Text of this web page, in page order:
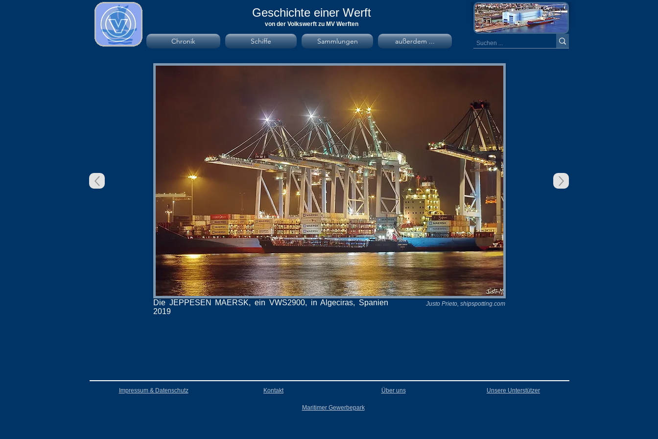
Geschichte einer Werft
von der Volkswerft zu MV Werften
Chronik Schiffe Sammlungen außerdem ...
Die JEPPESEN MAERSK, ein VWS2900, in Algeciras, Spanien
2019
Justo Prieto, shipspotting.com
Impressum & Datenschutz Kontakt Über uns Unsere Unterstützer
Maritimer Gewerbepark